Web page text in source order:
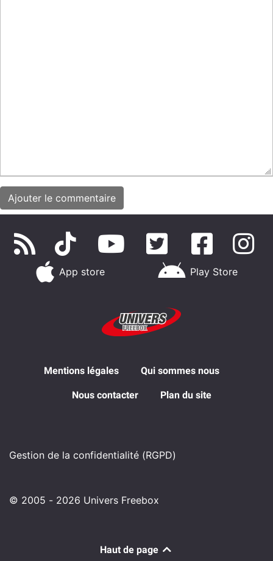
App store Play Store
Mentions légales Qui sommes nous
Nous contacter Plan du site
Gestion de la confidentialité (RGPD)
© 2005 - 2026 Univers Freebox
Haut de page